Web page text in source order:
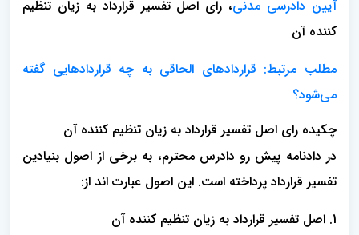
آیین دادرسی مدنی، رای اصل تفسیر قرارداد به زیان تنظیم
کننده آن
مطلب مرتبط: قراردادهای الحاقی به چه قراردادهایی گفته
می‌شود؟
چکیده رای اصل تفسیر قرارداد به زیان تنظیم کننده آن
در دادنامه پیش رو دادرس محترم، به برخی از اصول بنیادین
تفسیر قرارداد پرداخته است. این اصول عبارت اند از:
1. اصل تفسیر قرارداد به زیان تنظیم کننده آن